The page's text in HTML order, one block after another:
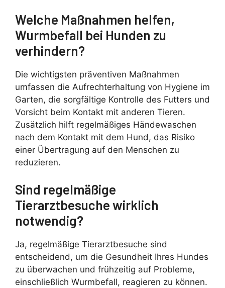
Welche Maßnahmen helfen,
Wurmbefall bei Hunden zu
verhindern?
Die wichtigsten präventiven Maßnahmen
umfassen die Aufrechterhaltung von Hygiene im
Garten, die sorgfältige Kontrolle des Futters und
Vorsicht beim Kontakt mit anderen Tieren.
Zusätzlich hilft regelmäßiges Händewaschen
nach dem Kontakt mit dem Hund, das Risiko
einer Übertragung auf den Menschen zu
reduzieren.
Sind regelmäßige
Tierarztbesuche wirklich
notwendig?
Ja, regelmäßige Tierarztbesuche sind
entscheidend, um die Gesundheit Ihres Hundes
zu überwachen und frühzeitig auf Probleme,
einschließlich Wurmbefall, reagieren zu können.